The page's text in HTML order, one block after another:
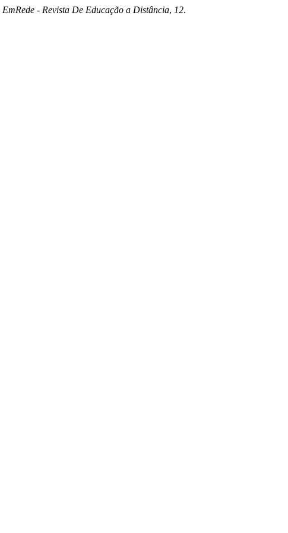
EmRede - Revista De Educação a Distância, 12.